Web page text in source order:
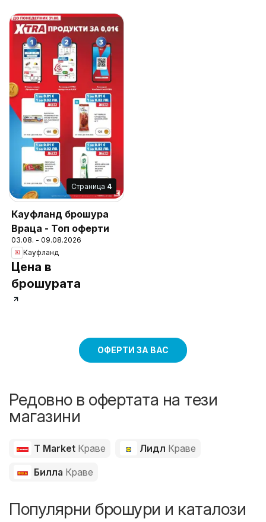
Cтраница 4
Кауфланд брошура
Враца - Топ оферти
03.08. - 09.08.2026
Кауфланд
Цена в
брошурата
ОФЕРТИ ЗА ВАС
Редовно в офертата на тези
магазини
T Market Краве Лидл Краве
Билла Краве
Популярни брошури и каталози